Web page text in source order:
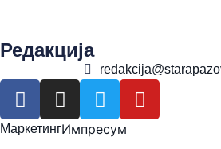
Редакција
МаркетингИмпресум